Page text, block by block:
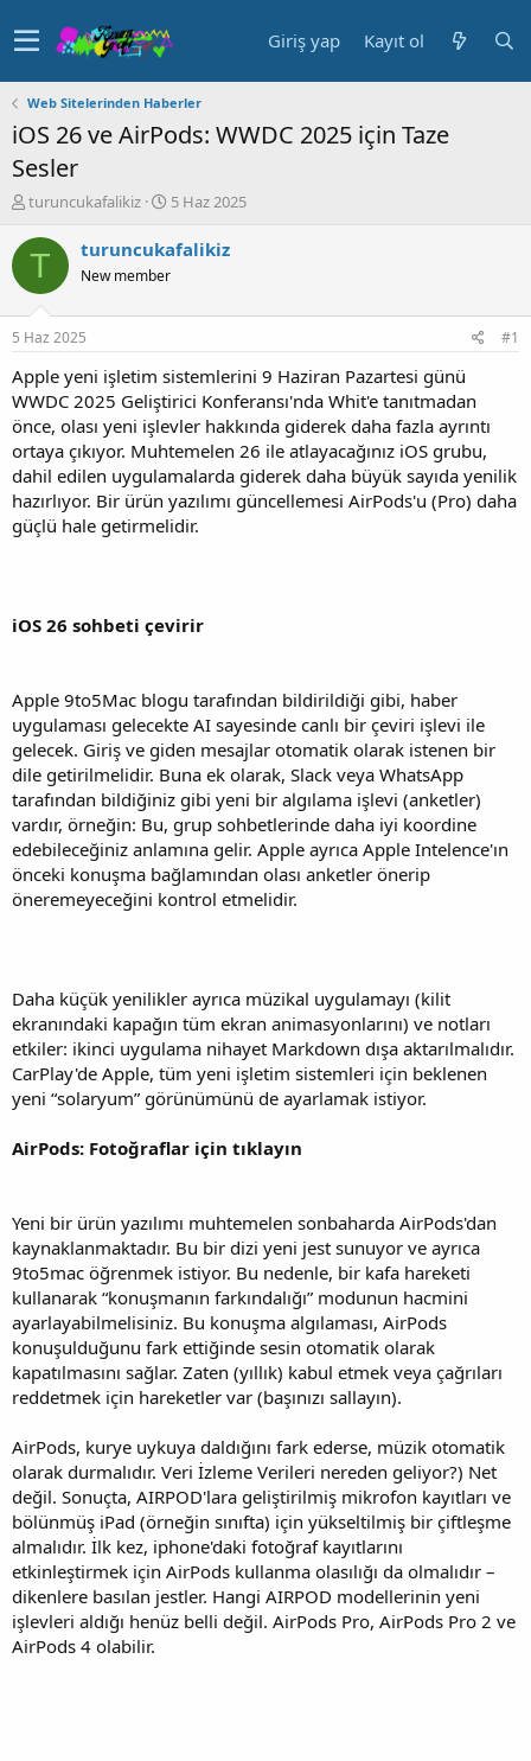
Giriş yap Kayıt ol
Web Sitelerinden Haberler
iOS 26 ve AirPods: WWDC 2025 için Taze
Sesler
K
n
y
b
a
ş
l
a
t
a
n
turuncukafalikiz
B
ş
ç
t
a
r
i
h
i
5 Haz 2025
T turuncukafalikiz
New member
5 Haz 2025 #1
Apple yeni işletim sistemlerini 9 Haziran Pazartesi günü
WWDC 2025 Geliştirici Konferansı'nda Whit'e tanıtmadan
önce, olası yeni işlevler hakkında giderek daha fazla ayrıntı
ortaya çıkıyor. Muhtemelen 26 ile atlayacağınız iOS grubu,
dahil edilen uygulamalarda giderek daha büyük sayıda yenilik
hazırlıyor. Bir ürün yazılımı güncellemesi AirPods'u (Pro) daha
güçlü hale getirmelidir.
iOS 26 sohbeti çevirir
Apple 9to5Mac blogu tarafından bildirildiği gibi, haber
uygulaması gelecekte AI sayesinde canlı bir çeviri işlevi ile
gelecek. Giriş ve giden mesajlar otomatik olarak istenen bir
dile getirilmelidir. Buna ek olarak, Slack veya WhatsApp
tarafından bildiğiniz gibi yeni bir algılama işlevi (anketler)
vardır, örneğin: Bu, grup sohbetlerinde daha iyi koordine
edebileceğiniz anlamına gelir. Apple ayrıca Apple Intelence'ın
önceki konuşma bağlamından olası anketler önerip
öneremeyeceğini kontrol etmelidir.
Daha küçük yenilikler ayrıca müzikal uygulamayı (kilit
ekranındaki kapağın tüm ekran animasyonlarını) ve notları
etkiler: ikinci uygulama nihayet Markdown dışa aktarılmalıdır.
CarPlay'de Apple, tüm yeni işletim sistemleri için beklenen
yeni “solaryum” görünümünü de ayarlamak istiyor.
AirPods: Fotoğraflar için tıklayın
Yeni bir ürün yazılımı muhtemelen sonbaharda AirPods'dan
kaynaklanmaktadır. Bu bir dizi yeni jest sunuyor ve ayrıca
9to5mac öğrenmek istiyor. Bu nedenle, bir kafa hareketi
kullanarak “konuşmanın farkındalığı” modunun hacmini
ayarlayabilmelisiniz. Bu konuşma algılaması, AirPods
konuşulduğunu fark ettiğinde sesin otomatik olarak
kapatılmasını sağlar. Zaten (yıllık) kabul etmek veya çağrıları
reddetmek için hareketler var (başınızı sallayın).
AirPods, kurye uykuya daldığını fark ederse, müzik otomatik
olarak durmalıdır. Veri İzleme Verileri nereden geliyor?) Net
değil. Sonuçta, AIRPOD'lara geliştirilmiş mikrofon kayıtları ve
bölünmüş iPad (örneğin sınıfta) için yükseltilmiş bir çiftleşme
almalıdır. İlk kez, iphone'daki fotoğraf kayıtlarını
etkinleştirmek için AirPods kullanma olasılığı da olmalıdır –
dikenlere basılan jestler. Hangi AIRPOD modellerinin yeni
işlevleri aldığı henüz belli değil. AirPods Pro, AirPods Pro 2 ve
AirPods 4 olabilir.